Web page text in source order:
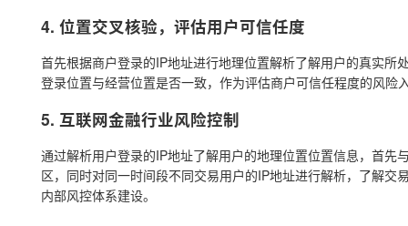
4. 位置交叉核验，评估用户可信任度
首先根据商户登录的IP地址进行地理位置解析了解用户的真实
登录位置与经营位置是否一致，作为评估商户可信任程度的风险
5. 互联网金融行业风险控制
通过解析用户登录的IP地址了解用户的地理位置位置信息，首
区，同时对同一时间段不同交易用户的IP地址进行解析，了解
内部风控体系建设。